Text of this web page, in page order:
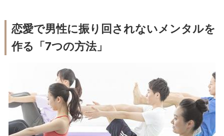
恋愛で男性に振り回されないメンタルを
作る「7つの方法」